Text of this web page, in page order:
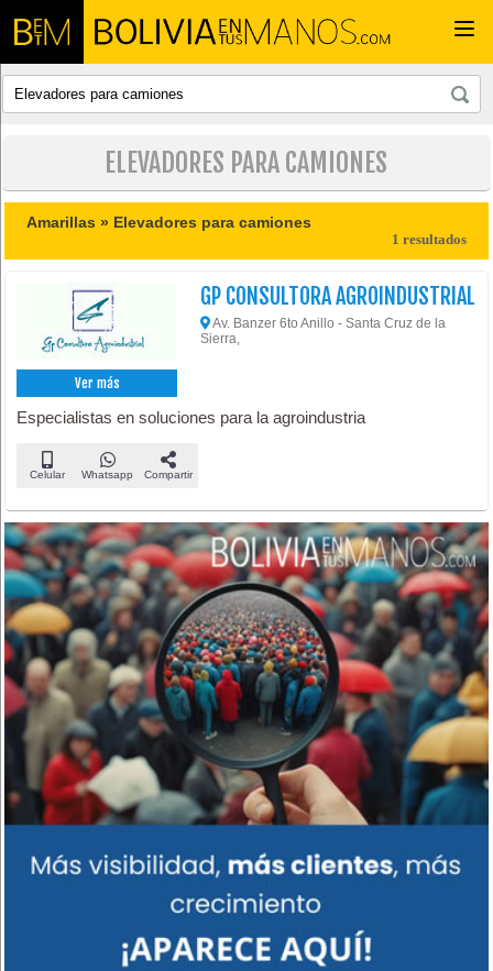
ELEVADORES PARA CAMIONES
Amarillas » Elevadores para camiones
1 resultados
Ver más
GP CONSULTORA AGROINDUSTRIAL
Av. Banzer 6to Anillo - Santa Cruz de la
Sierra,
Especialistas en soluciones para la agroindustria
Celular Whatsapp Compartir